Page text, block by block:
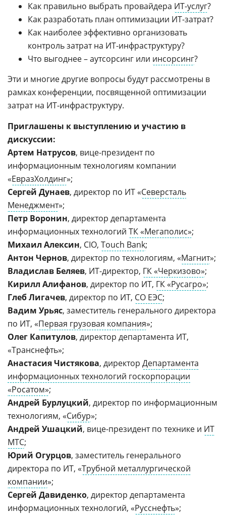
Как правильно выбрать провайдера ИТ-услуг?
Как разработать план оптимизации ИТ-затрат?
Как наиболее эффективно организовать
контроль затрат на ИТ-инфраструктуру?
Что выгоднее – аутсорсинг или инсорсинг?
Эти и многие другие вопросы будут рассмотрены в
рамках конференции, посвященной оптимизации
затрат на ИТ-инфраструктуру.
Приглашены к выступлению и участию в
дискуссии:
Артем Натрусов, вице-президент по
информационным технологиям компании
«ЕвразХолдинг»;
Сергей Дунаев, директор по ИТ «Северсталь
Менеджмент»;
Петр Воронин, директор департамента
информационных технологий ТК «Мегаполис»;
Михаил Алексин, CIO, Touch Bank;
Антон Чернов, директор по технологиям, «Магнит»;
Владислав Беляев, ИТ-директор, ГК «Черкизово»;
Кирилл Алифанов, директор по ИТ, ГК «Русагро»;
Глеб Лигачев, директор по ИТ, СО ЕЭС;
Вадим Урьяс, заместитель генерального директора
по ИТ, «Первая грузовая компания»;
Олег Капитулов, директор департамента ИТ,
«Транснефть»;
Анастасия Чистякова, директор Департамента
информационных технологий госкорпорации
«Росатом»;
Андрей Бурлуцкий, директор по информационным
технологиям, «Сибур»;
Андрей Ушацкий, вице-президент по технике и ИТ
МТС;
Юрий Огурцов, заместитель генерального
директора по ИТ, «Трубной металлургической
компании»;
Сергей Давиденко, директор департамента
информационных технологий, «Русснефть»;